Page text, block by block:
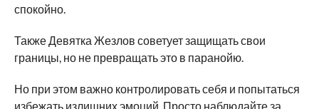
спокойно.
Также Девятка Жезлов советует защищать свои
границы, но не превращать это в паранойю.
Но при этом важно контролировать себя и попытаться
избежать излишних эмоций. Просто наблюдайте за